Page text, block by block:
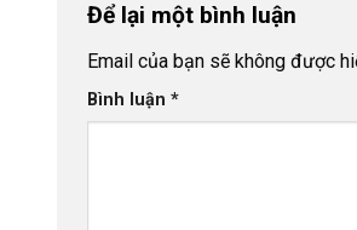
Để lại một bình luận
Email của bạn sẽ không được
Bình luận *